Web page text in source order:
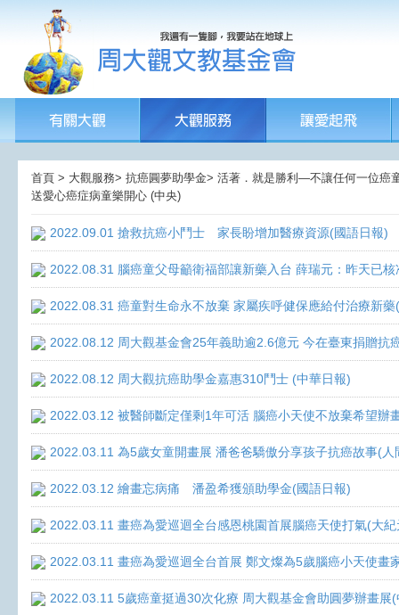
首頁 > 大觀服務> 抗癌圓夢助學金> 活著．就是勝利—不讓任何一位癌
送愛心癌症病童樂開心 (中央)
2022.09.01 搶救抗癌小鬥士 家長盼增加醫療資源(國語日報)
2022.08.31 腦癌童父母籲衛福部讓新藥入台 薛瑞元：昨天已
2022.08.31 癌童對生命永不放棄 家屬疾呼健保應給付治療新藥
2022.08.12 周大觀基金會25年義助逾2.6億元 今在臺東捐贈抗
2022.08.12 周大觀抗癌助學金嘉惠310鬥士 (中華日報)
2022.03.12 被醫師斷定僅剩1年可活 腦癌小天使不放棄希望辦
2022.03.11 為5歲女童開畫展 潘爸爸驕傲分享孩子抗癌故事(人
2022.03.12 繪畫忘病痛 潘盈希獲頒助學金(國語日報)
2022.03.11 畫癌為愛巡迴全台感恩桃園首展腦癌天使打氣(大紀
2022.03.11 畫癌為愛巡迴全台首展 鄭文燦為5歲腦癌小天使畫
2022.03.11 5歲癌童挺過30次化療 周大觀基金會助圓夢辦畫展